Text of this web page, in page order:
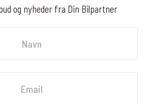
og nyheder fra Din Bilpartner